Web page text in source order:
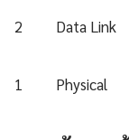
2 Data Link
1 Physical